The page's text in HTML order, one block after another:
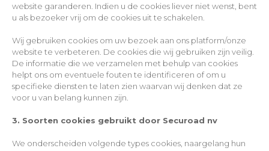
website garanderen. Indien u de cookies liever niet wenst, bent
u als bezoeker vrij om de cookies uit te schakelen.
Wij gebruiken cookies om uw bezoek aan ons platform/onze
website te verbeteren. De cookies die wij gebruiken zijn veilig.
De informatie die we verzamelen met behulp van cookies
helpt ons om eventuele fouten te identificeren of om u
specifieke diensten te laten zien waarvan wij denken dat ze
voor u van belang kunnen zijn.
3. Soorten cookies gebruikt door Securoad nv
We onderscheiden volgende types cookies, naargelang hun